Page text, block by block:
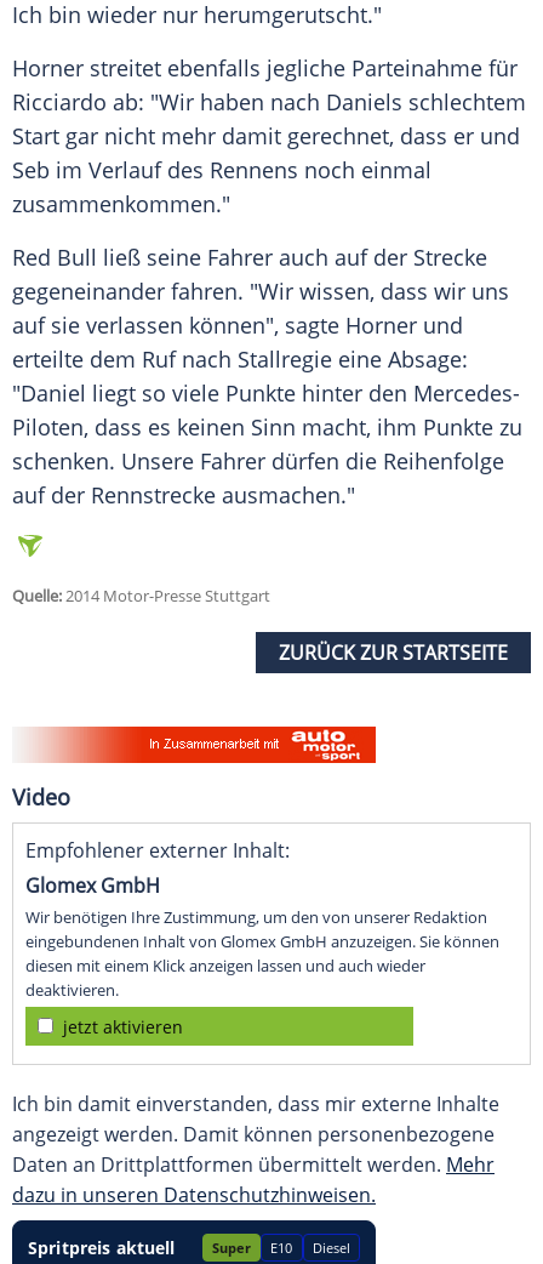
Ich bin wieder nur herumgerutscht."
Horner streitet ebenfalls jegliche Parteinahme für
Ricciardo ab: "Wir haben nach Daniels schlechtem
Start gar nicht mehr damit gerechnet, dass er und
Seb im Verlauf des Rennens noch einmal
zusammenkommen."
Red Bull ließ seine Fahrer auch auf der Strecke
gegeneinander fahren. "Wir wissen, dass wir uns
auf sie verlassen können", sagte Horner und
erteilte dem Ruf nach Stallregie eine Absage:
"Daniel liegt so viele Punkte hinter den Mercedes-
Piloten, dass es keinen Sinn macht, ihm Punkte zu
schenken. Unsere Fahrer dürfen die Reihenfolge
auf der Rennstrecke ausmachen."
Quelle:2014 Motor-Presse Stuttgart
ZURÜCK ZUR STARTSEITE
Video
Empfohlener externer Inhalt:
Glomex GmbH
Wir benötigen Ihre Zustimmung, um den von unserer Redaktion
eingebundenen Inhalt von Glomex GmbH anzuzeigen. Sie können
diesen mit einem Klick anzeigen lassen und auch wieder
deaktivieren.
jetzt aktivieren
Ich bin damit einverstanden, dass mir externe Inhalte
angezeigt werden. Damit können personenbezogene
Daten an Drittplattformen übermittelt werden. Mehr
dazu in unseren Datenschutzhinweisen.